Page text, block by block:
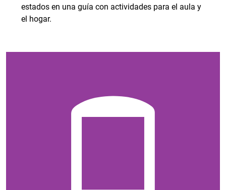
estados en una guía con actividades para el aula y
el hogar.